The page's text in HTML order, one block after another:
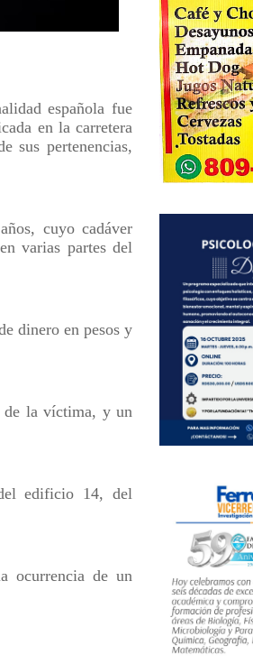
española fue
en la carretera
sus pertenencias,
cuyo cadáver
varias partes del
dinero en pesos y
de la víctima, y un
edificio 14, del
ocurrencia de un